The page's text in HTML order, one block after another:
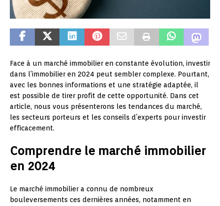
Face à un marché immobilier en constante évolution, investir
dans l’immobilier en 2024 peut sembler complexe. Pourtant,
avec les bonnes informations et une stratégie adaptée, il
est possible de tirer profit de cette opportunité. Dans cet
article, nous vous présenterons les tendances du marché,
les secteurs porteurs et les conseils d’experts pour investir
efficacement.
Comprendre le marché immobilier
en 2024
Le marché immobilier a connu de nombreux
bouleversements ces dernières années, notamment en